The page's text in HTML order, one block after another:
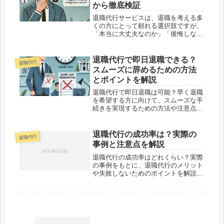
から徹底検証
退職代行サービスは、退職を考える多
くの方にとって頼れる選択肢ですが、
「本当に大丈夫なのか」「後悔しない
利用した方の体験談や口コミをもと
に、退職代行のメリットやデメリッ
ト、安...
退職代行
退職代行で即日退職できる？
スムーズに辞めるための方法
とポイントを解説
退職代行で即日退職は可能？早く退職
を希望する方に向けて、スムーズな手
続きを実現するための方法や注意点を
退職代行
退職代行の成功率は？実際の
事例と注意点を解説
退職代行の成功率はどれくらい？実際
の事例をもとに、退職代行のメリット
や失敗しないためのポイントを解説。